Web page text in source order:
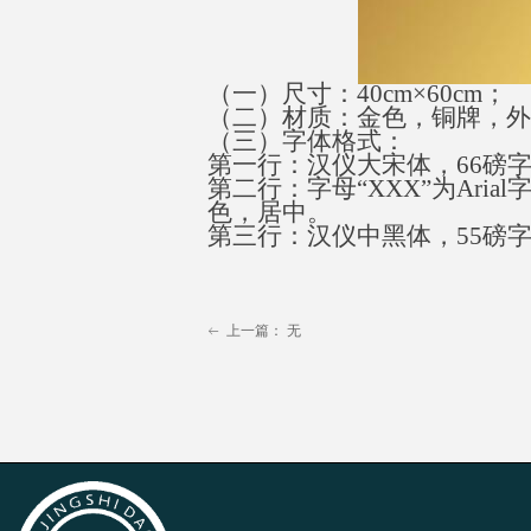
（一）尺寸 ： 40cm×60cm；
（二）材质：金色，铜牌，
（三）字体格式 ：
第一行：汉仪大宋体 ， 66磅
第二行：字母“XXX”为Arial
色，居中。
第三行：汉仪中黑体 ， 55磅
ꂃ 上一篇： 无